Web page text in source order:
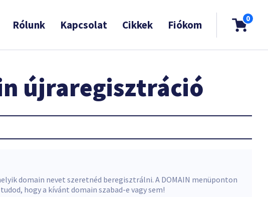
Rólunk Kapcsolat Cikkek Fiókom 0
újraregisztráció
domain nevet szeretnéd beregisztrálni. A DOMAIN menüponton
hogy a kívánt domain szabad-e vagy sem!